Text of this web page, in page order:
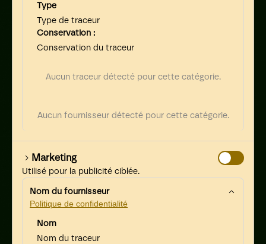
Type
Type de traceur
Conservation :
Conservation du traceur
Aucun traceur détecté pour cette catégorie.
Aucun fournisseur détecté pour cette catégorie.
Marketing
Utilisé pour la publicité ciblée.
Nom du fournisseur
Politique de confidentialité
Nom
Nom du traceur